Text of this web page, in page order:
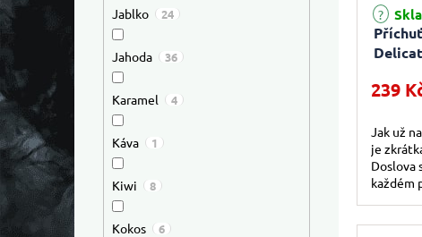
Jablko 24
Jahoda 36
Karamel 4
Káva 1
Kiwi 8
Kokos 6
239
Jak už
je
Doslova
každém